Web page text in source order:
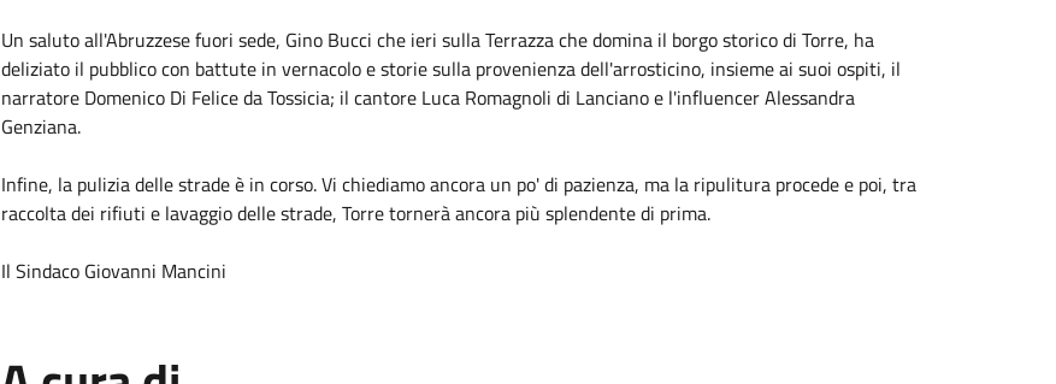
Un saluto all'Abruzzese fuori sede, Gino Bucci che ieri sulla Terrazza che domina il borgo storico di Torre, ha
deliziato il pubblico con battute in vernacolo e storie sulla provenienza dell'arrosticino, insieme ai suoi ospiti, il
narratore Domenico Di Felice da Tossicia; il cantore Luca Romagnoli di Lanciano e l'influencer Alessandra
Genziana.
Infine, la pulizia delle strade è in corso. Vi chiediamo ancora un po' di pazienza, ma la ripulitura procede e poi, tra
raccolta dei rifiuti e lavaggio delle strade, Torre tornerà ancora più splendente di prima.
Il Sindaco Giovanni Mancini